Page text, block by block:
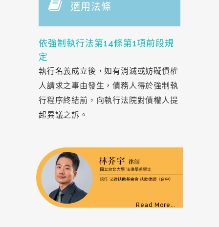
適用法條
依強制執行法第14條第1項前段規
定
執行名義成立後，如有消滅或妨礙債權
人請求之事由發生，債務人得於強制執
行程序終結前，向執行法院對債權人提
起異議之訴。
Read More...